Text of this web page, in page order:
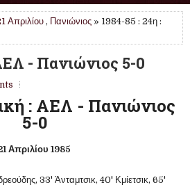
Απριλίου, Πανιώνιος » 1984-85 : 24η :
- Πανιώνιος 5-0
: ΑΕΛ - Πανιώνιος
5-0
Απριλίου 1985
33' Άνταμτσικ, 40' Κμίετσικ, 65'